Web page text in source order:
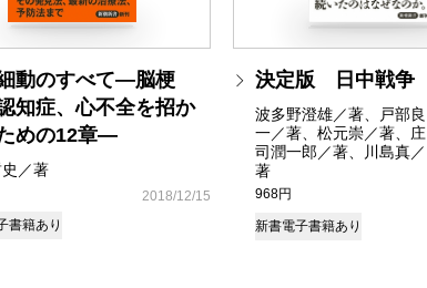
動のすべて―脳梗
知症、心不全を招か
めの12章―
／著
2018/12/15
書籍あり
決定版 日中戦争
波多野澄雄／著、戸部良
一／著、松元崇／著、庄
司潤一郎／著、川島真／
著
968円
新書電子書籍あり